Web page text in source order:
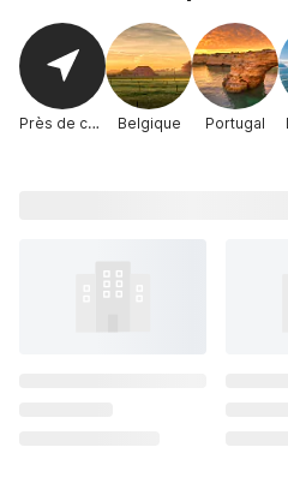
Près de chez moi Belgique Portugal